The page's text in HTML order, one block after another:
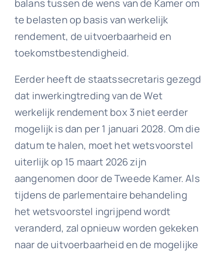
balans tussen de wens van de Kamer om
te belasten op basis van werkelijk
rendement, de uitvoerbaarheid en
toekomstbestendigheid.
Eerder heeft de staatssecretaris gezegd
dat inwerkingtreding van de Wet
werkelijk rendement box 3 niet eerder
mogelijk is dan per 1 januari 2028. Om die
datum te halen, moet het wetsvoorstel
uiterlijk op 15 maart 2026 zijn
aangenomen door de Tweede Kamer. Als
tijdens de parlementaire behandeling
het wetsvoorstel ingrijpend wordt
veranderd, zal opnieuw worden gekeken
naar de uitvoerbaarheid en de mogelijke